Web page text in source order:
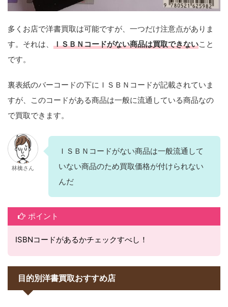
多くお店で洋書買取は可能ですが、一つだけ注意点がありま
す。それは、 ＩＳＢＮコードがない商品は買取できないこと
です。
裏表紙のバーコードの下にＩＳＢＮコードが記載されていま
すが、このコードがある商品は一般に流通している商品なの
で買取できます。
林檎さん
ＩＳＢＮコードがない商品は一般流通して
いない商品のため買取価格が付けられない
んだ
ポイント
ISBNコードがあるかチェックすべし！
目的別洋書買取おすすめ店